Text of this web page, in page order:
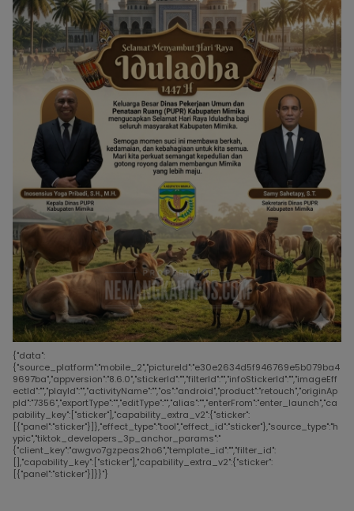
{"data":
{"source_platform":"mobile_2","pictureId":"e30e2634d5f946769e5b079ba4
9697ba","appversion":"8.6.0","stickerId":"","filterId":"","infoStickerId":"","imageEff
ectId":"","playId":"","activityName":"","os":"android","product":"retouch","originAp
pId":"7356","exportType":"","editType":"","alias":"","enterFrom":"enter_launch","ca
pability_key":["sticker"],"capability_extra_v2":{"sticker":
[{"panel":"sticker"}]},"effect_type":"tool","effect_id":"sticker"},"source_type":"h
ypic","tiktok_developers_3p_anchor_params":"
{"client_key":"awgvo7gzpeas2ho6","template_id":"","filter_id":
[],"capability_key":["sticker"],"capability_extra_v2":{"sticker":
[{"panel":"sticker"}]}}"}